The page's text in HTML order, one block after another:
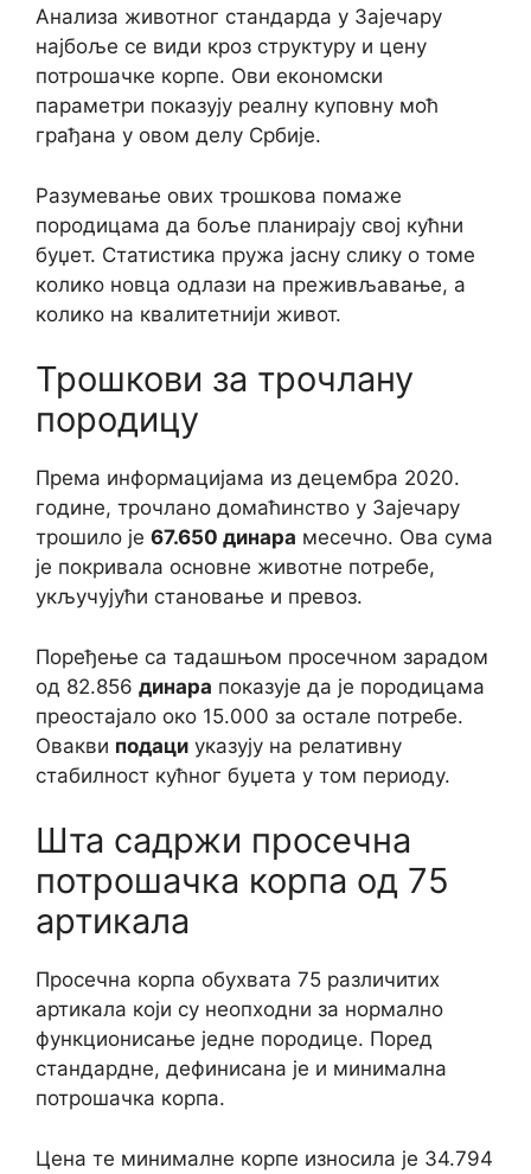
Анализа животног стандарда у Зајечару
најбоље се види кроз структуру и цену
потрошачке корпе. Ови економски
параметри показују реалну куповну моћ
грађана у овом делу Србије.
Разумевање ових трошкова помаже
породицама да боље планирају свој кућни
буџет. Статистика пружа јасну слику о томе
колико новца одлази на преживљавање, а
колико на квалитетнији живот.
Трошкови за трочлану
породицу
Према информацијама из децембра 2020.
године, трочлано домаћинство у Зајечару
трошило је 67.650 динара месечно. Ова сума
је покривала основне животне потребе,
укључујући становање и превоз.
Поређење са тадашњом просечном зарадом
од 82.856 динара показује да је породицама
преостајало око 15.000 за остале потребе.
Овакви подаци указују на релативну
стабилност кућног буџета у том периоду.
Шта садржи просечна
потрошачка корпа од 75
артикала
Просечна корпа обухвата 75 различитих
артикала који су неопходни за нормално
функционисање једне породице. Поред
стандардне, дефинисана је и минимална
потрошачка корпа.
Цена те минималне корпе износила је 34.794